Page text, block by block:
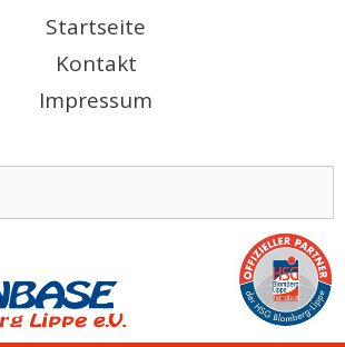
Startseite
Kontakt
Impressum